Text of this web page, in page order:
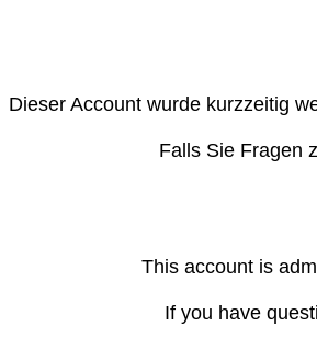
Dieser Account wurde kurzzeitig
Falls Sie Fragen
This account is
If you have